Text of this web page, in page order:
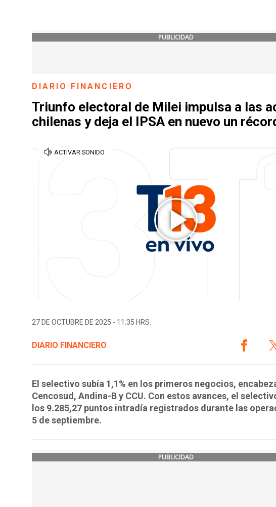
PUBLICIDAD
DIARIO FINANCIERO
Triunfo electoral de Milei impulsa a las
chilenas y deja el IPSA en nuevo un
27 DE OCTUBRE DE 2025 - 11:35 HRS.
DIARIO FINANCIERO
El selectivo subía 1,1% en los primeros negocios,
Cencosud, Andina-B y CCU. Con estos avances, el
los 9.285,27 puntos intradía registrados durante las
5 de septiembre.
PUBLICIDAD